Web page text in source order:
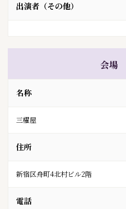
出演者（その他）
会場
名称
三櫂屋
住所
新宿区舟町4北村ビル2階
電話